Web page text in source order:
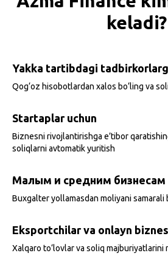
keladi?
Yakka tartibdagi
Qog‘oz hisobotlardan xalos bo‘ling va
Startaplar uchun
Biznesni rivojlantirishga e’tibor
soliqlarni avtomatik yuritish
Малым и средним бизнесам
Buxgalter yollamasdan moliyani samarali
Eksportchilar va onlayn
Xalqaro to‘lovlar va soliq majburiyatlarini